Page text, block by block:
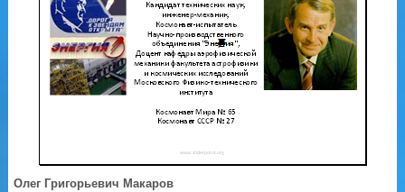
Олег Григорьевич Макаров